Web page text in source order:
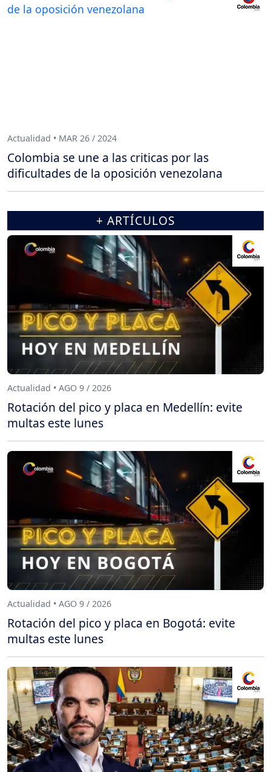
Actualidad • MAR 26 / 2024
Colombia se une a las criticas por las
dificultades de la oposición venezolana
+ ARTÍCULOS
Actualidad • AGO 9 / 2026
Rotación del pico y placa en Medellín: evite
multas este lunes
Actualidad • AGO 9 / 2026
Rotación del pico y placa en Bogotá: evite
multas este lunes